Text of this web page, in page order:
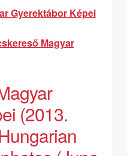
Gyerektábor Képei
Magyar
(2013.